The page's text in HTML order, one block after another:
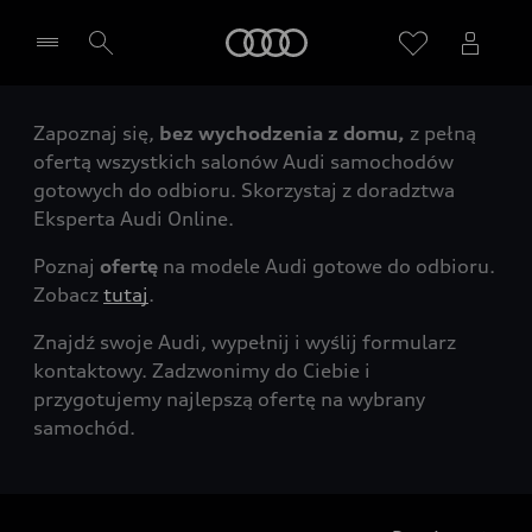
Wybierz Twojego Partnera Audi
Zapoznaj się, bez wychodzenia z domu, z pełną
ofertą wszystkich salonów Audi samochodów
gotowych do odbioru. Skorzystaj z doradztwa
Eksperta Audi Online.
Poznaj ofertę na modele Audi gotowe do odbioru.
Zobacz tutaj.
Znajdź swoje Audi, wypełnij i wyślij formularz
kontaktowy. Zadzwonimy do Ciebie i
przygotujemy najlepszą ofertę na wybrany
samochód.